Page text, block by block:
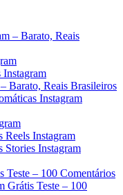
– Barato, Reais
Barato, Reais Brasileiros
Instagram
Reels Instagram
Stories Instagram
Teste – 100 Comentários
Grátis Teste – 100